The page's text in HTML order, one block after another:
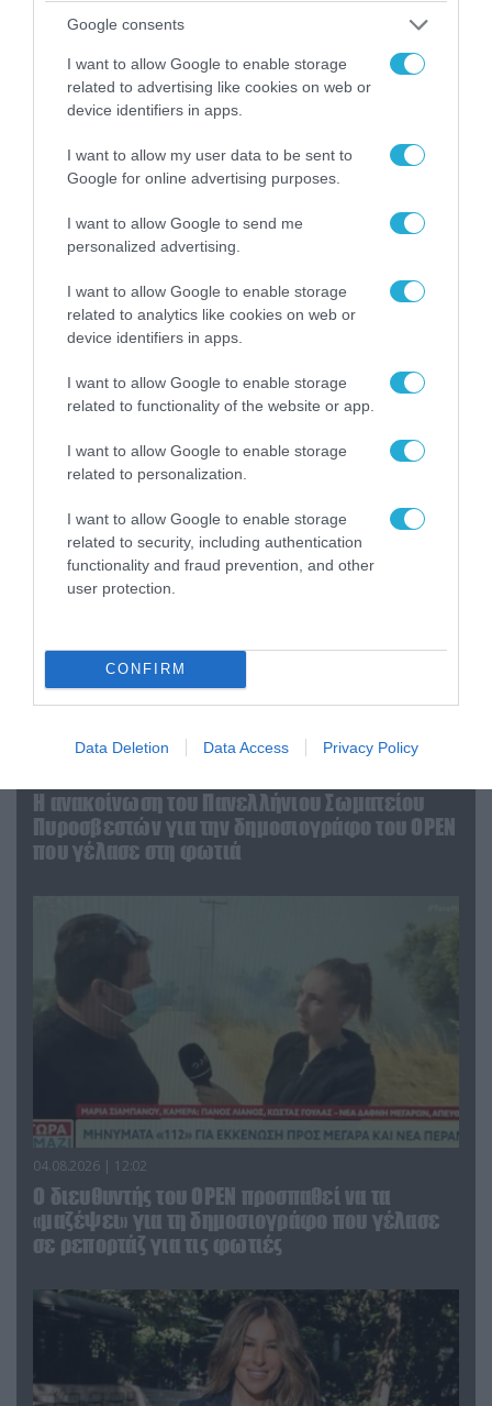
Google consents
I want to allow Google to enable storage
related to advertising like cookies on web or
device identifiers in apps.
I want to allow my user data to be sent to
Google for online advertising purposes.
I want to allow Google to send me
personalized advertising.
I want to allow Google to enable storage
related to analytics like cookies on web or
device identifiers in apps.
I want to allow Google to enable storage
related to functionality of the website or app.
I want to allow Google to enable storage
related to personalization.
I want to allow Google to enable storage
related to security, including authentication
functionality and fraud prevention, and other
user protection.
CONFIRM
Data Deletion Data Access Privacy Policy
«Οι εντελώς αθώοι»: Η ανάρτηση του Αρκά για
τα ζώα που χάθηκαν στις πυρκαγιές της
Αττικής (φωτο)
04.08.2026 | 15:02
Αυτή την ώρα το τελευταίο «αντίο» στον πρώην
υπουργό Ι.Βαρβιτσιώτη (φωτο)
Η ανακοίνωση του Πανελλήνιου Σωματείου
Πυροσβεστών για την δημοσιογράφο του OPEN
που γέλασε στη φωτιά
04.08.2026 | 12:02
O διευθυντής του OPEN προσπαθεί να τα
«μαζέψει» για τη δημοσιογράφο που γέλασε
σε ρεπορτάζ για τις φωτιές